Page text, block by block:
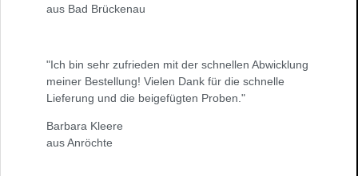
aus Bad Brückenau
"Ich bin sehr zufrieden mit der schnellen Abwicklung
meiner Bestellung! Vielen Dank für die schnelle
Lieferung und die beigefügten Proben."
Barbara Kleere
aus Anröchte